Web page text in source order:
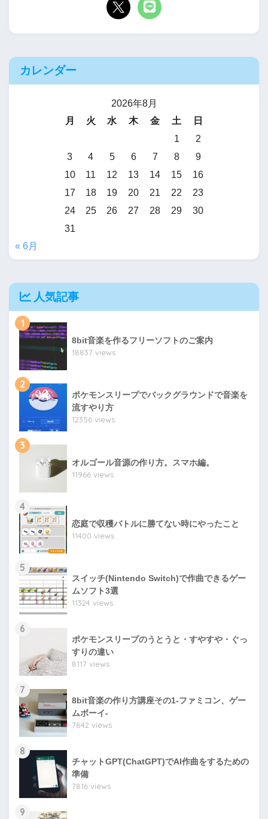
カレンダー
2026年8月
月
火 水 木 金 土
日
1
2
3
4 5 6 7 8
9
10
11 12 13 14 15
16
17
18 19 20 21 22
23
24
25 26 27 28 29
30
31
« 6月
人気記事
1
8bit音楽を作るフリーソフトのご案内
18837 views
2
ポケモンスリープでバックグラウンドで音楽を
流すやり方
12356 views
3
オルゴール音源の作り方。スマホ編。
11966 views
4
恋庭で収穫バトルに勝てない時にやったこと
11400 views
5
スイッチ(Nintendo Switch)で作曲できるゲー
ムソフト3選
11324 views
6
ポケモンスリープのうとうと・すやすや・ぐっ
すりの違い
8117 views
7
8bit音楽の作り方講座その1-ファミコン、ゲー
ムボーイ-
7842 views
8
チャットGPT(ChatGPT)でAI作曲をするための
準備
7816 views
9